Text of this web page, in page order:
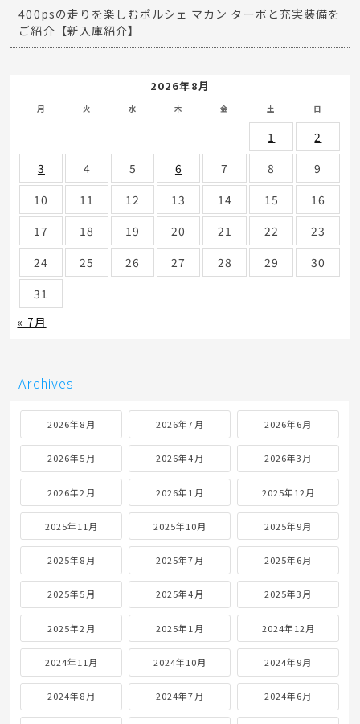
400psの走りを楽しむポルシェ マカン ターボと充実装備を
ご紹介【新入庫紹介】
2026年8月
月 火 水 木 金 土 日
1
2
3
4 5 6 7 8
9
10
11 12 13 14 15
16
17
18 19 20 21 22
23
24
25 26 27 28 29
30
31
« 7月
Archives
2026年8月 2026年7月 2026年6月
2026年5月 2026年4月 2026年3月
2026年2月 2026年1月 2025年12月
2025年11月 2025年10月 2025年9月
2025年8月 2025年7月 2025年6月
2025年5月 2025年4月 2025年3月
2025年2月 2025年1月 2024年12月
2024年11月 2024年10月 2024年9月
2024年8月 2024年7月 2024年6月